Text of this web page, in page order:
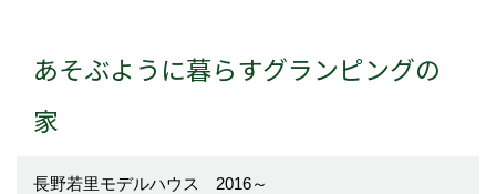
あそぶように暮らすグランピングの
家
長野若里モデルハウス 2016～